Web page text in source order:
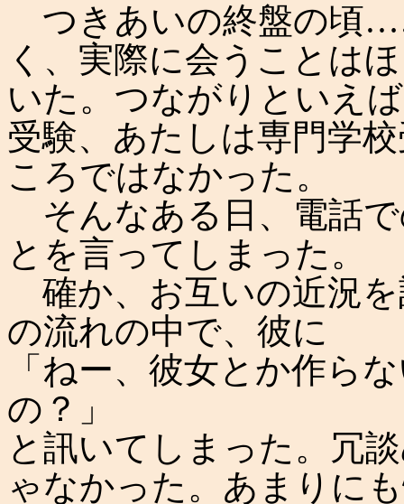
つきあいの終盤の頃
く、実際に会うことは
いた。つながりといえ
受験、あたしは専門学
ころではなかった。
そんなある日、電話
とを言ってしまった。
確か、お互いの近況
の流れの中で、彼に
「ねー、彼女とか作ら
の？」
と訊いてしまった。冗
ゃなかった。あまりに